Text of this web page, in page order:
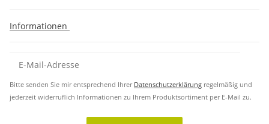
Informationen
Bitte senden Sie mir entsprechend Ihrer Datenschutzerklärung regelmäßig und
jederzeit widerruflich Informationen zu Ihrem Produktsortiment per E-Mail zu.